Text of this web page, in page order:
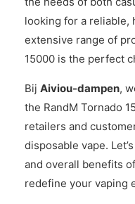
looking for a reliable,
extensive range of
15000 is the perfect
Bij Aiviou-dampen,
the RandM Tornado
retailers and
disposable vape.
and overall benefits
redefine your vaping